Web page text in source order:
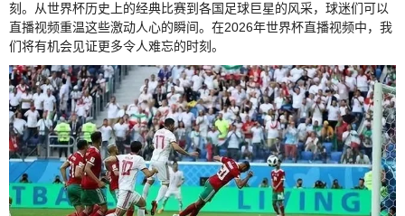
刻。从世界杯历史上的经典比赛到各国足球巨星的风采，球迷们可以
直播视频重温这些激动人心的瞬间。在2026年世界杯直播视频中，我
们将有机会见证更多令人难忘的时刻。